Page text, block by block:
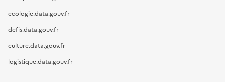
ecologie.data.gouv.fr
defis.data.gouv.fr
culture.data.gouv.fr
logistique.data.gouv.fr